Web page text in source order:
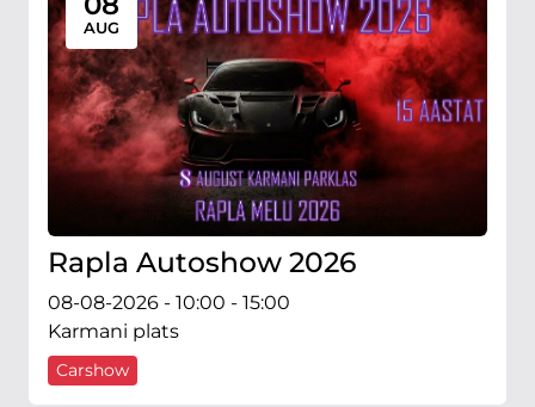
AUG
Rapla Autoshow 2026
08-08-2026 - 10:00 - 15:00
Karmani plats
Carshow